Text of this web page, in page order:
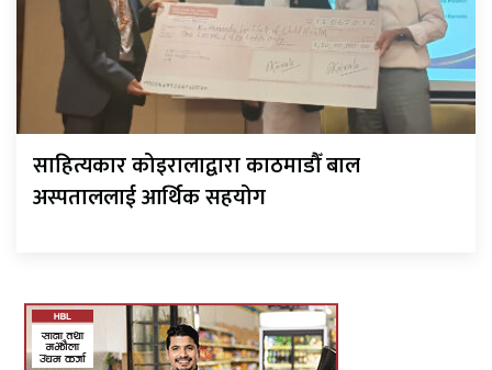
साहित्यकार कोइरालाद्वारा काठमाडौँ बाल
अस्पताललाई आर्थिक सहयोग